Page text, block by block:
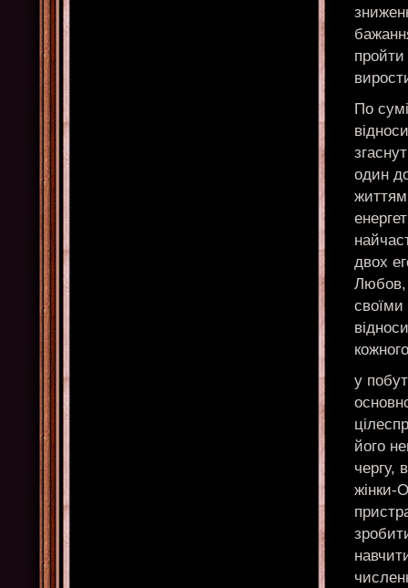
По
один
двох
Любов,
своїми
у
його
чергу,
жінки-